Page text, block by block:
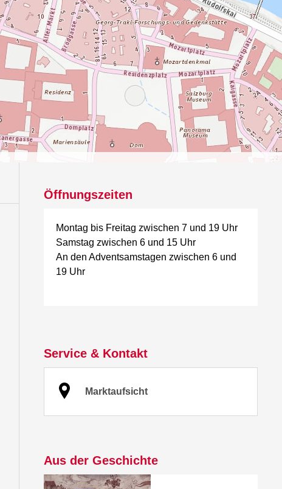
Öffnungszeiten
Montag bis Freitag zwischen 7 und 19 Uhr
Samstag zwischen 6 und 15 Uhr
An den Adventsamstagen zwischen 6 und
19 Uhr
Service & Kontakt
Marktaufsicht
Aus der Geschichte